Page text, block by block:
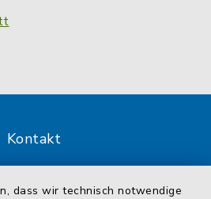
dass wir technisch notwendige
Kontakt